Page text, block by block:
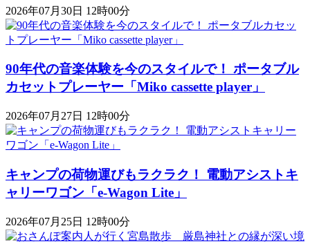
2026年07月30日 12時00分
90年代の音楽体験を今のスタイルで！ ポータブル
カセットプレーヤー「Miko cassette player」
2026年07月27日 12時00分
キャンプの荷物運びもラクラク！ 電動アシストキ
ャリーワゴン「​​e-Wagon Lite」
2026年07月25日 12時00分